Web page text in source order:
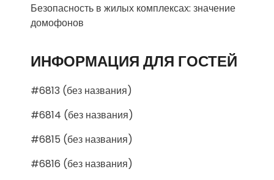
Безопасность в жилых комплексах: значение
домофонов
ИНФОРМАЦИЯ ДЛЯ ГОСТЕЙ
#6813 (без названия)
#6814 (без названия)
#6815 (без названия)
#6816 (без названия)